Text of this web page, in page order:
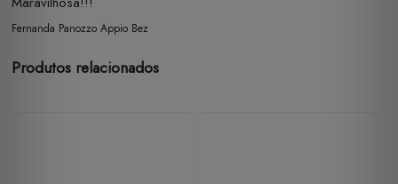
Fernanda Panozzo Appio Bez
Produtos relacionados